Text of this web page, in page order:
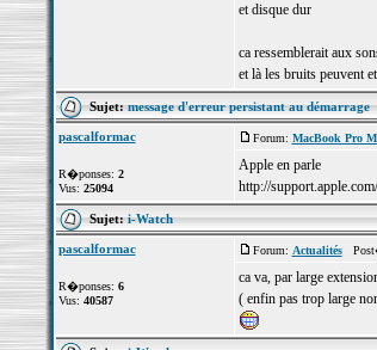
et disque dur
ca ressemblerait aux
et là les bruits peuvent
Sujet:message d'erreur persistant au démarrage
pascalformac
R�ponses: 2
Vus: 25094
Forum: MacBook Pro
Apple en parle
http://
Sujet:i-Watch
pascalformac
R�ponses: 6
Vus: 40587
Forum: ActualitésPost�
ca va, par large
( enfin pas trop large